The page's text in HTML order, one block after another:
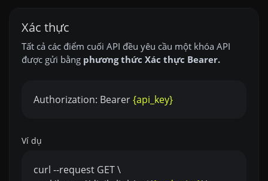
Xác thực
Tất cả các điểm cuối API đều yêu cầu một khóa API
được gửi bằng phương thức Xác thực Bearer.
Authorization: Bearer{api_key}
Ví dụ
curl --request GET \